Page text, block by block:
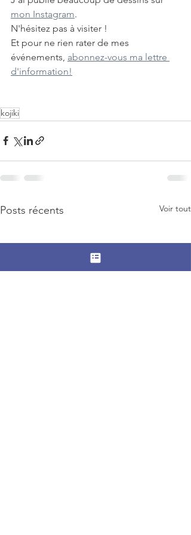
mon Instagram.
N'hésitez pas à visiter !
Et pour ne rien rater de mes
événements, abonnez-vous ma lettre
d'information!
kojiki
Posts récents Voir tout